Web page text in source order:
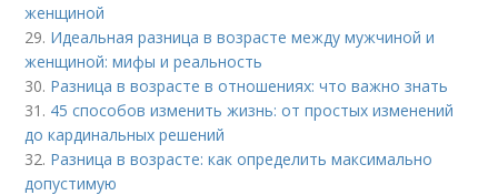
женщиной
29. Идеальная разница в возрасте между мужчиной и
женщиной: мифы и реальность
30. Разница в возрасте в отношениях: что важно знать
31. 45 способов изменить жизнь: от простых изменений
до кардинальных решений
32. Разница в возрасте: как определить максимально
допустимую